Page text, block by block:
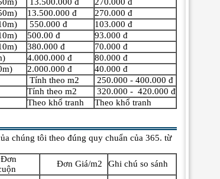
13.500.000 đ
270.000 đ
550.000 đ
103.000 đ
500.00 đ
93.000 đ
380.000 đ
70.000 đ
4.000.000 đ
80.000 đ
2.000.000 đ
40.000 đ
Tính theo m2
250.000 - 400.000 đ
Tính theo m2
320.000 - 420.000 đ
Theo khổ tranh Theo khổ tranh
chúng tôi theo đúng quy chuẩn của 365. từ
Đơn Giá/m2 Ghi chú so sánh